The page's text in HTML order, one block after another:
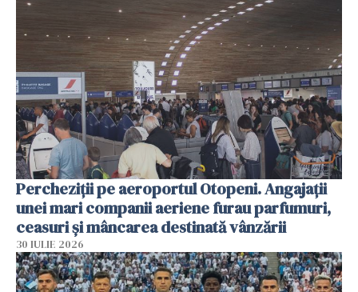
Percheziții pe aeroportul Otopeni. Angajații
unei mari companii aeriene furau parfumuri,
ceasuri și mâncarea destinată vânzării
30 IULIE 2026